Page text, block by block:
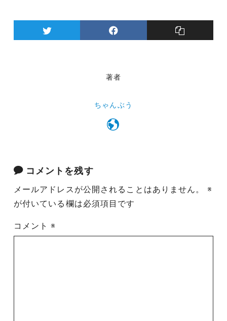
著者
ちゃんぶう
コメントを残す
メールアドレスが公開されることはありません。
※
が付いている欄は必須項目です
コメント※